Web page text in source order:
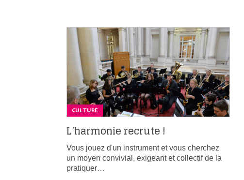
CULTURE
L’harmonie recrute !
Vous jouez d'un instrument et vous cherchez
un moyen convivial, exigeant et collectif de la
pratiquer…